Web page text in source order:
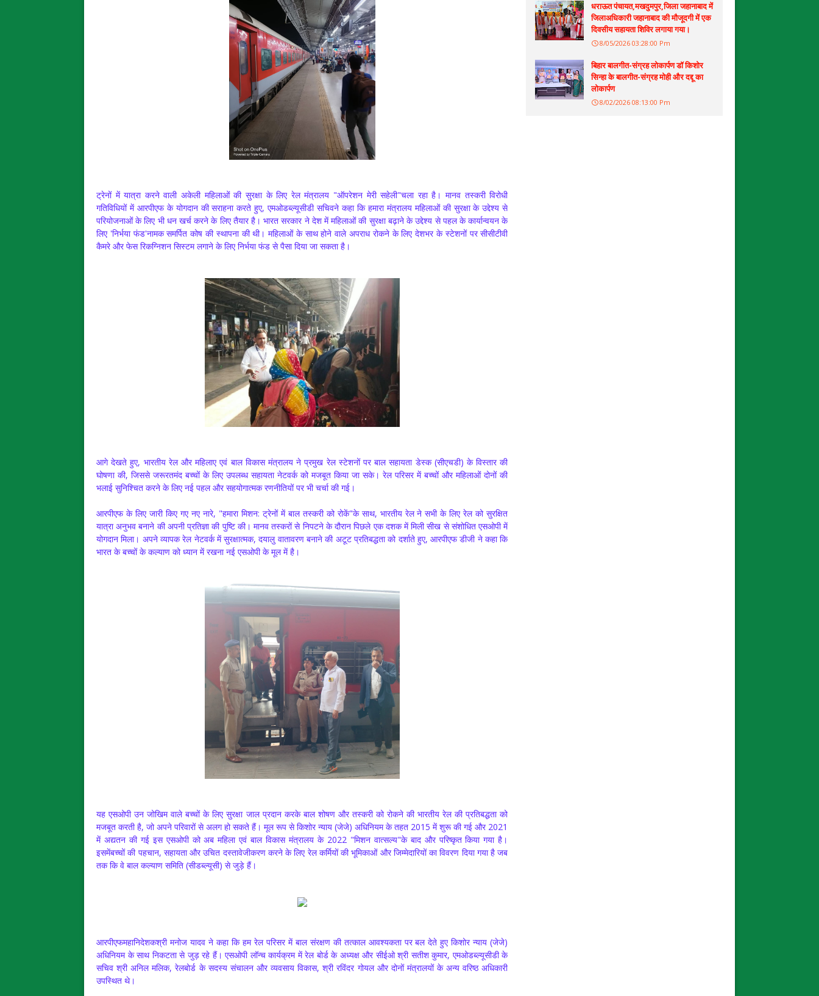
ट्रेनों में यात्रा करने वाली अकेली महिलाओं की सुरक्षा के लिए रेल मंत्रालय "ऑपरेशन मेरी सहेली"चला रहा है। मानव तस्करी विरोधी
गतिविधियों में आरपीएफ के योगदान की सराहना करते हुए, एमओडब्ल्यूसीडी सचिवने कहा कि हमारा मंत्रालय महिलाओं की सुरक्षा के उद्देश्य से
परियोजनाओं के लिए भी धन खर्च करने के लिए तैयार है। भारत सरकार ने देश में महिलाओं की सुरक्षा बढ़ाने के उद्देश्य से पहल के कार्यान्वयन के
लिए 'निर्भया फंड'नामक समर्पित कोष की स्थापना की थी। महिलाओं के साथ होने वाले अपराध रोकने के लिए देशभर के स्टेशनों पर सीसीटीवी
कैमरे और फेस रिकग्निशन सिस्टम लगाने के लिए निर्भया फंड से पैसा दिया जा सकता है।
आगे देखते हुए, भारतीय रेल और महिलाए एवं बाल विकास मंत्रालय ने प्रमुख रेल स्टेशनों पर बाल सहायता डेस्क (सीएचडी) के विस्तार की
घोषणा की, जिससे जरूरतमंद बच्चों के लिए उपलब्ध सहायता नेटवर्क को मजबूत किया जा सके। रेल परिसर में बच्चों और महिलाओं दोनों की
भलाई सुनिश्चित करने के लिए नई पहल और सहयोगात्मक रणनीतियों पर भी चर्चा की गई।
आरपीएफ के लिए जारी किए गए नए नारे, "हमारा मिशन: ट्रेनों में बाल तस्करी को रोकें"के साथ, भारतीय रेल ने सभी के लिए रेल को सुरक्षित
यात्रा अनुभव बनाने की अपनी प्रतिज्ञा की पुष्टि की। मानव तस्करों से निपटने के दौरान पिछले एक दशक में मिली सीख से संशोधित एसओपी में
योगदान मिला। अपने व्यापक रेल नेटवर्क में सुरक्षात्मक, दयालु वातावरण बनाने की अटूट प्रतिबद्धता को दर्शाते हुए, आरपीएफ डीजी ने कहा कि
भारत के बच्चों के कल्याण को ध्यान में रखना नई एसओपी के मूल में है।
यह एसओपी उन जोखिम वाले बच्चों के लिए सुरक्षा जाल प्रदान करके बाल शोषण और तस्करी को रोकने की भारतीय रेल की प्रतिबद्धता को
मजबूत करती है, जो अपने परिवारों से अलग हो सकते हैं। मूल रूप से किशोर न्याय (जेजे) अधिनियम के तहत 2015 में शुरू की गई और 2021
में अद्यतन की गई इस एसओपी को अब महिला एवं बाल विकास मंत्रालय के 2022 "मिशन वात्सल्य"के बाद और परिष्कृत किया गया है।
इसमेंबच्चों की पहचान, सहायता और उचित दस्तावेजीकरण करने के लिए रेल कर्मियों की भूमिकाओं और जिम्मेदारियों का विवरण दिया गया है जब
तक कि वे बाल कल्याण समिति (सीडब्ल्यूसी) से जुड़े हैं।
आरपीएफमहानिदेशकश्री मनोज यादव ने कहा कि हम रेल परिसर में बाल संरक्षण की तत्काल आवश्यकता पर बल देते हुए किशोर न्याय (जेजे)
अधिनियम के साथ निकटता से जुड़ रहे हैं। एसओपी लॉन्च कार्यक्रम में रेल बोर्ड के अध्यक्ष और सीईओ श्री सतीश कुमार, एमओडब्ल्यूसीडी के
सचिव श्री अनिल मलिक, रेलबोर्ड के सदस्य संचालन और व्यवसाय विकास, श्री रविंदर गोयल और दोनों मंत्रालयों के अन्य वरिष्ठ अधिकारी
उपस्थित थे।
धराऊत पंचायत,मखदुमपुर,जिला जहानाबाद में
जिलाअधिकारी जहानाबाद की मौजूदगी में एक
दिवसीय सहायता शिविर लगाया गया।
8/05/2026 03:28:00 Pm
बिहार बालगीत-संग्रह लोकार्पण डॉ किशोर
सिन्हा के बालगीत-संग्रह मोही और दद्दू का
लोकार्पण
8/02/2026 08:13:00 Pm